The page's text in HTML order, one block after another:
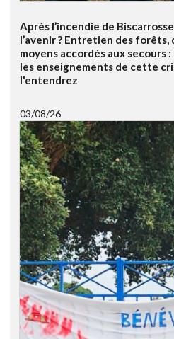
Après l’incendie de
l’avenir ? Entretien des
moyens accordés aux secours
les enseignements de cette
l'entendrez
03/08/26